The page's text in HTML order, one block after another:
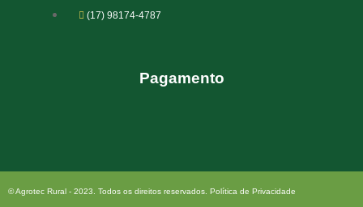
(17) 98174-4787
Pagamento
© Agrotec Rural - 2023. Todos os direitos reservados. Política de Privacidade